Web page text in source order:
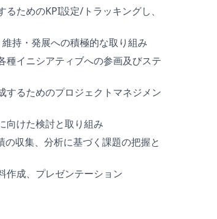
ためのKPI設定/トラッキングし、
持・発展への積極的な取り組み
種イニシアティブへの参画及びステ
するためのプロジェクトマネジメン
向けた検討と取り組み
収集、分析に基づく課題の把握と
作成、プレゼンテーション